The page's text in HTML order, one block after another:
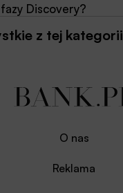
Discovery?
z tej kategorii
O nas
Reklama